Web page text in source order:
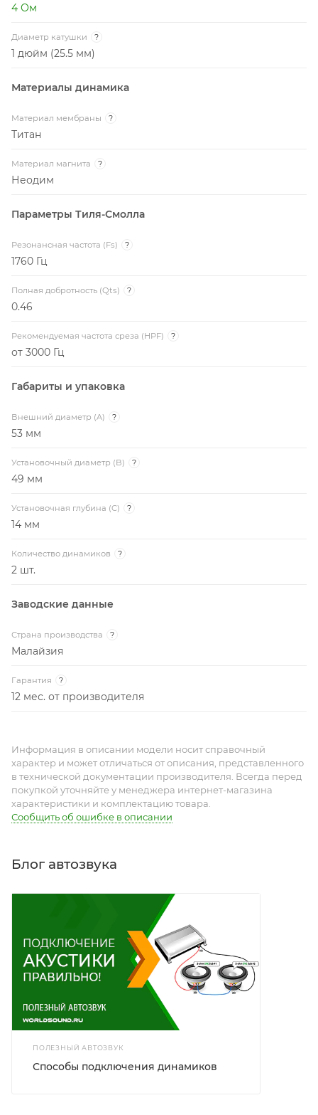
4 Ом
Диаметр катушки ?
1 дюйм (25.5 мм)
Материалы динамика
Материал мембраны ?
Титан
Материал магнита ?
Неодим
Параметры Тиля-Смолла
Резонансная частота (Fs) ?
1760 Гц
Полная добротность (Qts) ?
0.46
Рекомендуемая частота среза (HPF) ?
от 3000 Гц
Габариты и упаковка
Внешний диаметр (A) ?
53 мм
Установочный диаметр (B) ?
49 мм
Установочная глубина (C) ?
14 мм
Количество динамиков ?
2 шт.
Заводские данные
Страна производства ?
Малайзия
Гарантия ?
12 мес. от производителя
Информация в описании модели носит справочный
характер и может отличаться от описания, представленного
в технической документации производителя. Всегда перед
покупкой уточняйте у менеджера интернет-магазина
характеристики и комплектацию товара.
Сообщить об ошибке в описании
Блог автозвука
ПОЛЕЗНЫЙ АВТОЗВУК
Способы подключения динамиков